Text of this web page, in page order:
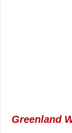
Greenland